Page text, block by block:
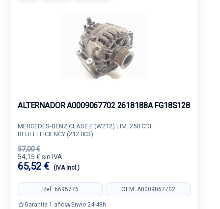
ALTERNADOR A0009067702 2618188A FG18S128
MERCEDES-BENZ CLASE E (W212) LIM. 250 CDI
BLUEEFFICIENCY (212.003)
57,00 €
54,15 € sin IVA.
65,52 € (IVA incl.)
Ref: 6695776 OEM: A0009067702
Garantía 1 año Envío 24-48h